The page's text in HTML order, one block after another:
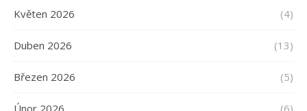
Květen 2026 (4)
Duben 2026 (13)
Březen 2026 (5)